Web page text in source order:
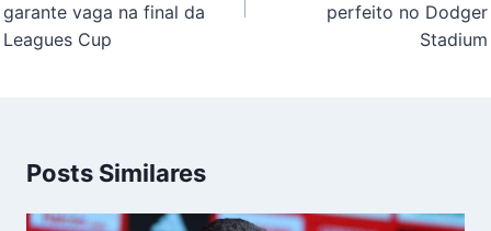
garante vaga na final da
Leagues Cup
perfeito no Dodger
Stadium
Posts Similares